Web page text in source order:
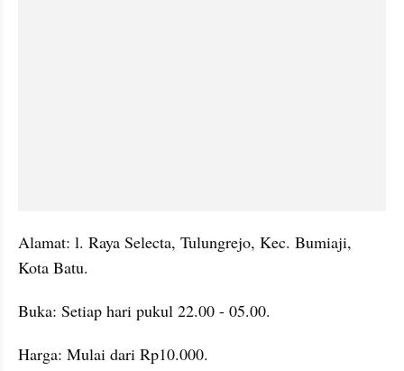
Alamat: l. Raya Selecta, Tulungrejo, Kec. Bumiaji,
Kota Batu.
Buka: Setiap hari pukul 22.00 - 05.00.
Harga: Mulai dari Rp10.000.